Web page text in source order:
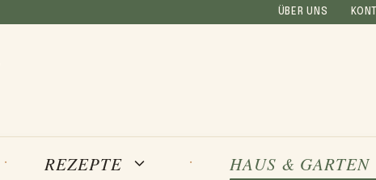
ÜBER UNS
REZEPTE HAUS & GARTEN